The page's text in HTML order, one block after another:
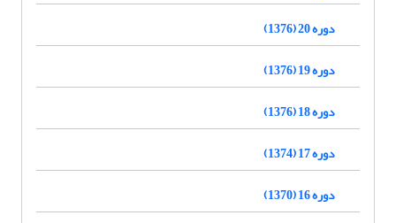
دوره 20 (1376)
دوره 19 (1376)
دوره 18 (1376)
دوره 17 (1374)
دوره 16 (1370)